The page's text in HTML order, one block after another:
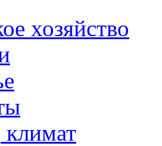
хозяйство